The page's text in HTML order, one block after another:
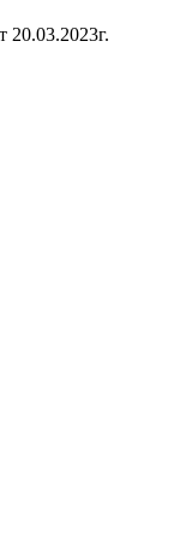
20.03.2023г.